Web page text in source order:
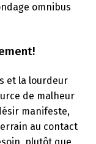
omnibus
et la lourdeur
de malheur
manifeste,
au contact